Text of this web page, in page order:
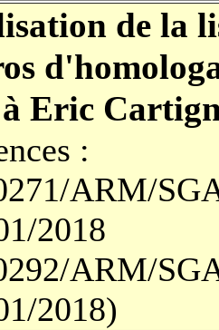
de la
Eric
:
ARM/
2018
ARM/
2018)